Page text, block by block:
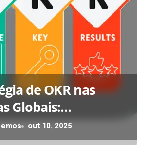
Artificial na
Cadeia de
set 1, 2025